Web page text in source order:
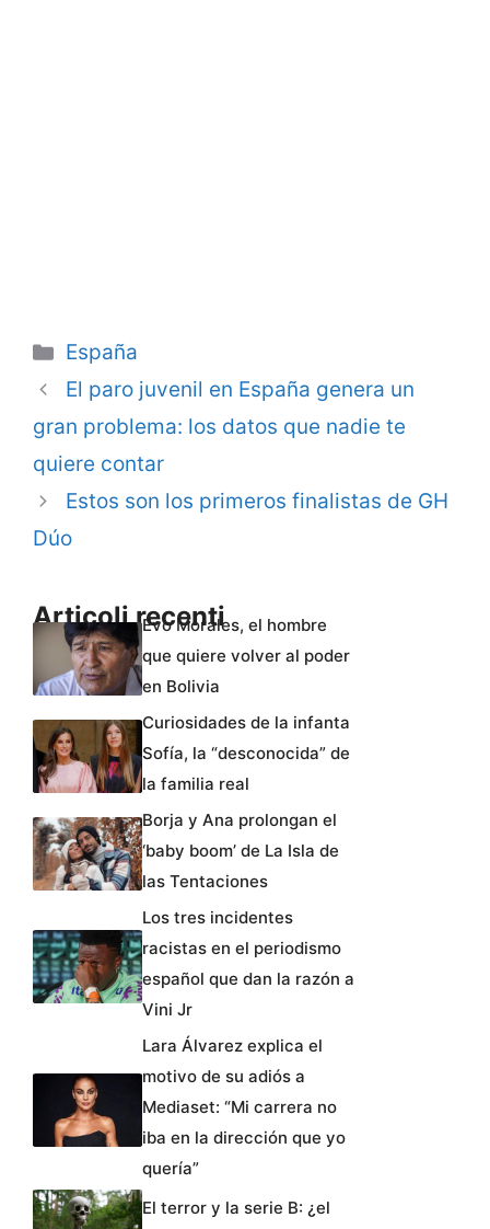
Categorie
España
El paro juvenil en España genera un
gran problema: los datos que nadie te
quiere contar
Estos son los primeros finalistas de GH
Dúo
Articoli recentiEvo Morales, el hombre
que quiere volver al poder
en Bolivia
Curiosidades de la infanta
Sofía, la “desconocida” de
la familia real
Borja y Ana prolongan el
‘baby boom’ de La Isla de
las Tentaciones
Los tres incidentes
racistas en el periodismo
español que dan la razón a
Vini Jr
Lara Álvarez explica el
motivo de su adiós a
Mediaset: “Mi carrera no
iba en la dirección que yo
quería”
El terror y la serie B: ¿el